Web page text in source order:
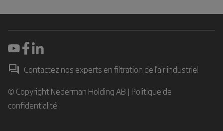
Contactez nos experts en filtration de l'air industriel
© Copyright Nederman Holding AB | Politique de
confidentialité